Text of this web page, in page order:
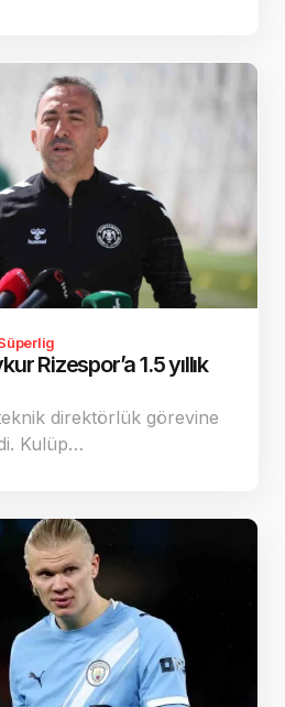
Rizespor’a 1.5 yıllık
direktörlük görevine
Kulüp…